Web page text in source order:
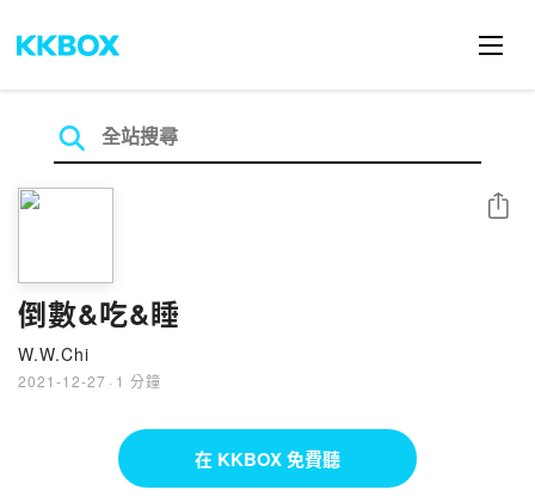
倒數&吃&睡
W.W.Chi
2021-12-27 · 1 分鐘
分享
在 KKBOX 免費聽